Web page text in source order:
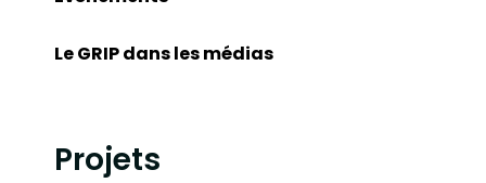
Le GRIP dans les médias
Projets